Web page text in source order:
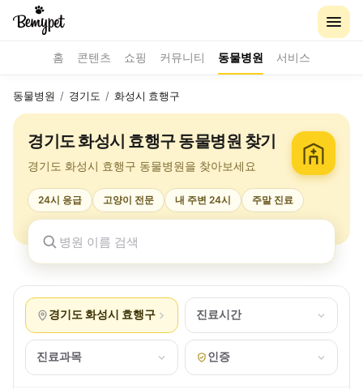
홈 콘텐츠 쇼핑 커뮤니티 동물병원 서비스
동물병원 / 경기도 / 화성시 효행구
경기도 화성시 효행구 동물병원 찾기
경기도 화성시 효행구 동물병원을 찾아보세요
24시 응급 고양이 전문 내 주변 24시 주말 진료
경기도 화성시 효행구 진료시간
진료과목 인증